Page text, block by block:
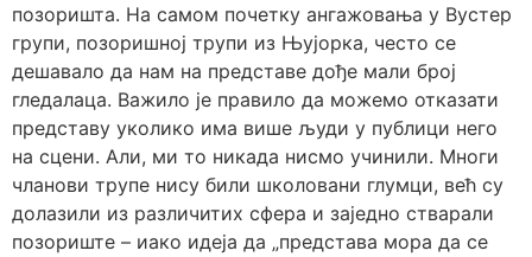
позоришта. На самом почетку ангажовања у Вустер
групи, позоришној трупи из Њујорка, често се
дешавало да нам на представе дође мали број
гледалаца. Важило је правило да можемо отказати
представу уколико има више људи у публици него
на сцени. Али, ми то никада нисмо учинили. Многи
чланови трупе нису били школовани глумци, већ су
долазили из различитих сфера и заједно стварали
позориште – иако идеја да „представа мора да се